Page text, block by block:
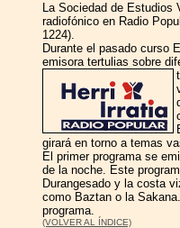
La Sociedad de Estudios
radiofónico en Radio
1224).
Durante el pasado curso
emisora tertulias sobre
girará en torno a temas
El primer programa se
de la noche. Este
Durangesado y la costa
como Baztan o la
programa.
(VOLVER AL ÍNDICE)